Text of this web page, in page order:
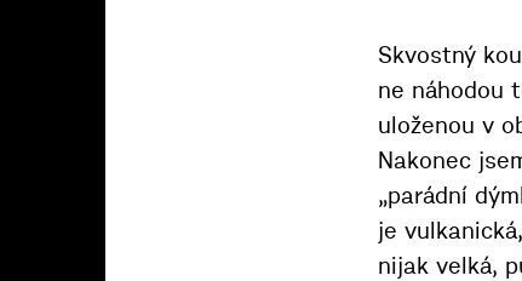
Skvostný
ne náhodou
uloženou v
Nakonec
„parádní
je
nijak velká,